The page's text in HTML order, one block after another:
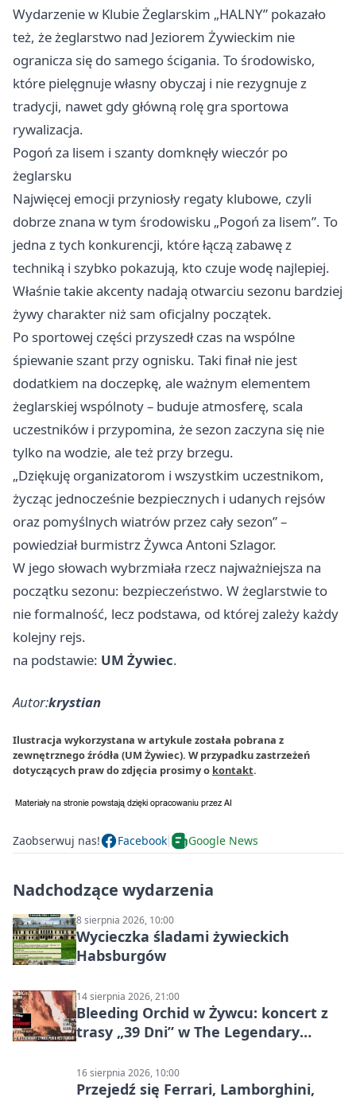
Wydarzenie w Klubie Żeglarskim „HALNY” pokazało
też, że żeglarstwo nad Jeziorem Żywieckim nie
ogranicza się do samego ścigania. To środowisko,
które pielęgnuje własny obyczaj i nie rezygnuje z
tradycji, nawet gdy główną rolę gra sportowa
rywalizacja.
Pogoń za lisem i szanty domknęły wieczór po
żeglarsku
Najwięcej emocji przyniosły regaty klubowe, czyli
dobrze znana w tym środowisku „Pogoń za lisem”. To
jedna z tych konkurencji, które łączą zabawę z
techniką i szybko pokazują, kto czuje wodę najlepiej.
Właśnie takie akcenty nadają otwarciu sezonu bardziej
żywy charakter niż sam oficjalny początek.
Po sportowej części przyszedł czas na wspólne
śpiewanie szant przy ognisku. Taki finał nie jest
dodatkiem na doczepkę, ale ważnym elementem
żeglarskiej wspólnoty – buduje atmosferę, scala
uczestników i przypomina, że sezon zaczyna się nie
tylko na wodzie, ale też przy brzegu.
„Dziękuję organizatorom i wszystkim uczestnikom,
życząc jednocześnie bezpiecznych i udanych rejsów
oraz pomyślnych wiatrów przez cały sezon” –
powiedział burmistrz Żywca Antoni Szlagor.
W jego słowach wybrzmiała rzecz najważniejsza na
początku sezonu: bezpieczeństwo. W żeglarstwie to
nie formalność, lecz podstawa, od której zależy każdy
kolejny rejs.
na podstawie: UM Żywiec.
Autor:krystian
Ilustracja wykorzystana w artykule została pobrana z
zewnętrznego źródła (UM Żywiec). W przypadku zastrzeżeń
dotyczących praw do zdjęcia prosimy o kontakt.
Zaobserwuj nas! Facebook Google News
Nadchodzące wydarzenia
8 sierpnia 2026, 10:00
Wycieczka śladami żywieckich
Habsburgów
14 sierpnia 2026, 21:00
Bleeding Orchid w Żywcu: koncert z
trasy „39 Dni” w The Legendary
16 sierpnia 2026, 10:00
Przejedź się Ferrari, Lamborghini,